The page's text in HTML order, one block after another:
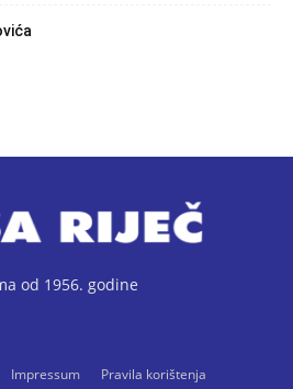
od 1956. godine
Impressum
Pravila korištenja